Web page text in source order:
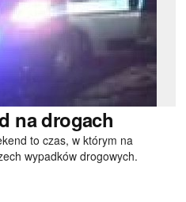
na drogach
to czas, w którym na
wypadków drogowych.